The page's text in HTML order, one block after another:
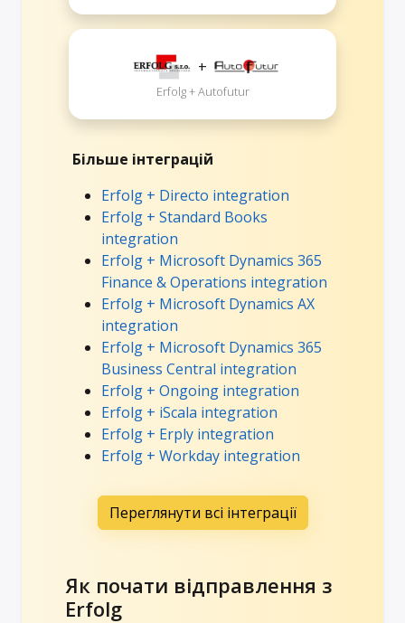
+
Erfolg + Autofutur
Більше інтеграцій
Erfolg + Directo integration
Erfolg + Standard Books
integration
Erfolg + Microsoft Dynamics 365
Finance & Operations integration
Erfolg + Microsoft Dynamics AX
integration
Erfolg + Microsoft Dynamics 365
Business Central integration
Erfolg + Ongoing integration
Erfolg + iScala integration
Erfolg + Erply integration
Erfolg + Workday integration
Переглянути всі інтеграції
Як почати відправлення з
Erfolg